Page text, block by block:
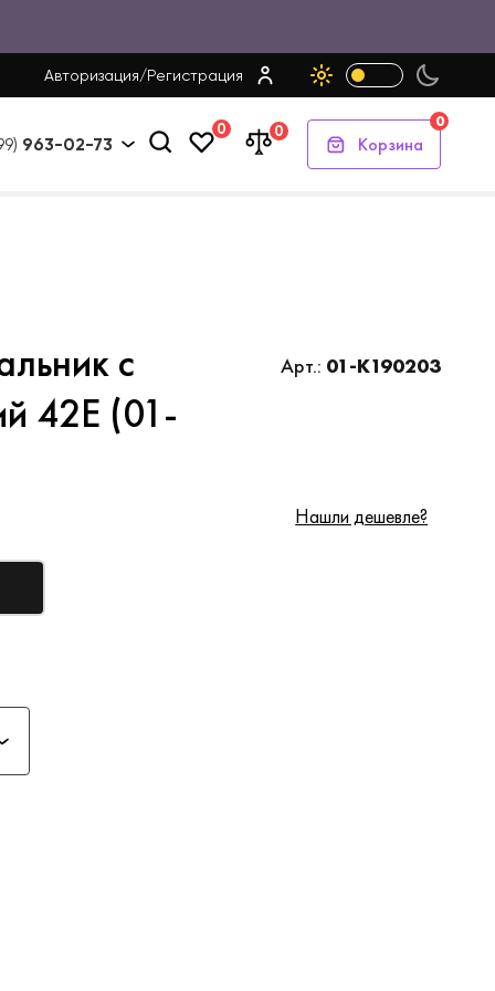
Авторизация/Регистрация
963-02-73
0 0
Корзина
0
с
42E (01-
Арт.: 01-K190203
Нашли дешевле?